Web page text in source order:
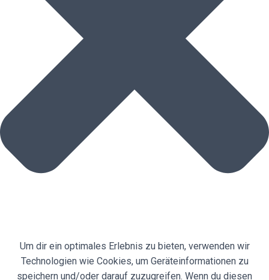
Um dir ein optimales Erlebnis zu bieten, verwenden wir
Technologien wie Cookies, um Geräteinformationen zu
speichern und/oder darauf zuzugreifen. Wenn du diesen